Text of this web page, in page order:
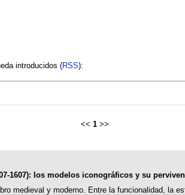
introducidos (RSS):
<< 1 >>
1607): los modelos iconográficos y su
medieval y moderno. Entre la funcionalidad, la